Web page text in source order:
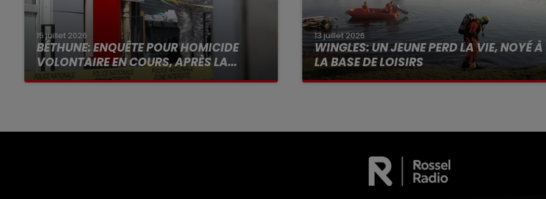
15 juillet 2026
BÉTHUNE: ENQUÊTE POUR HOMICIDE
VOLONTAIRE EN COURS, APRÈS LA...
Selon les premiers éléments, le logement
13 juillet 2026
WINGLES: UN JEUNE PERD LA VIE, NOYÉ À
LA BASE DE LOISIRS
La victime a coulé à pic